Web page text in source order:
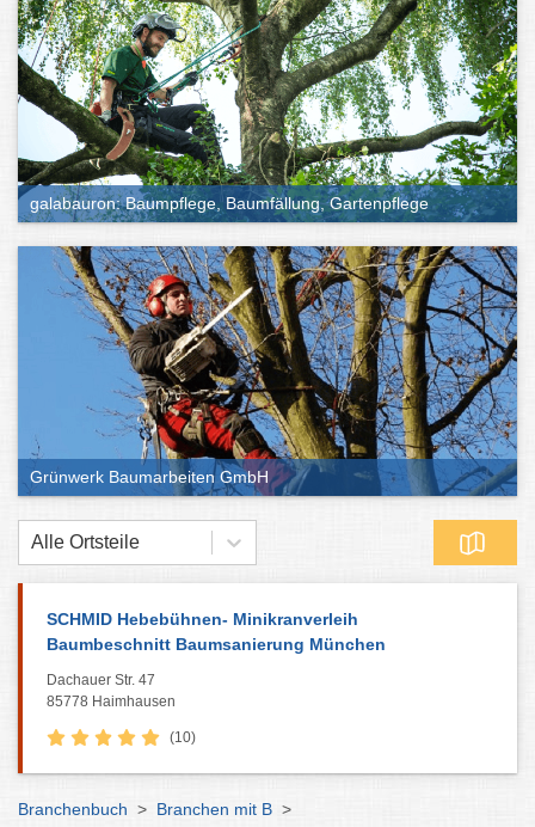
galabauron: Baumpflege, Baumfällung, Gartenpflege
Grünwerk Baumarbeiten GmbH
Alle Ortsteile
SCHMID Hebebühnen- Minikranverleih
Baumbeschnitt Baumsanierung München
Dachauer Str. 47
85778 Haimhausen
(10)
Branchenbuch > Branchen mit B >